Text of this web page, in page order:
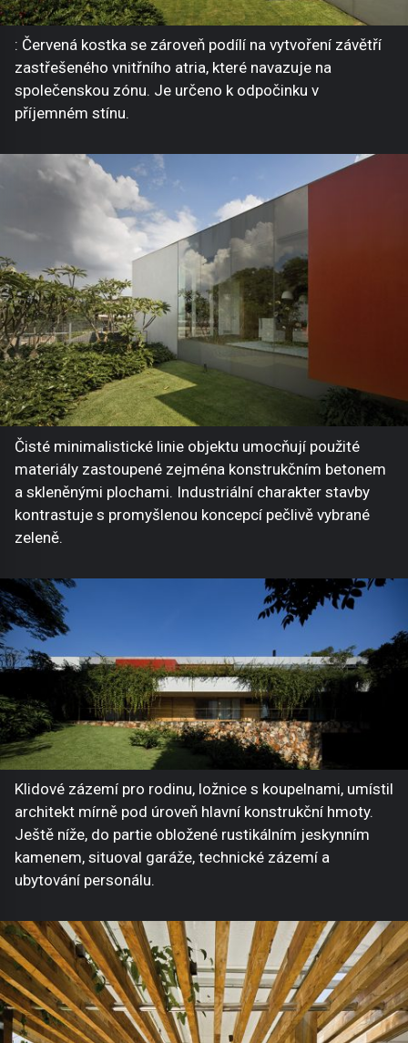
: Červená kostka se zároveň podílí na vytvoření závětří
zastřešeného vnitřního atria, které navazuje na
společenskou zónu. Je určeno k odpočinku v
příjemném stínu.
Čisté minimalistické linie objektu umocňují použité
materiály zastoupené zejména konstrukčním betonem
a skleněnými plochami. Industriální charakter stavby
kontrastuje s promyšlenou koncepcí pečlivě vybrané
zeleně.
Klidové zázemí pro rodinu, ložnice s koupelnami, umístil
architekt mírně pod úroveň hlavní konstrukční hmoty.
Ještě níže, do partie obložené rustikálním jeskynním
kamenem, situoval garáže, technické zázemí a
ubytování personálu.